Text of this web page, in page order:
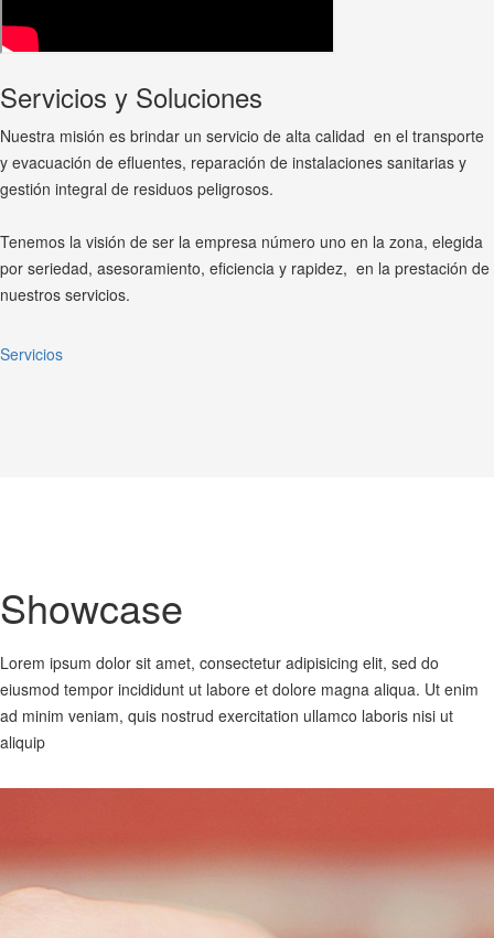
Servicios y Soluciones
Nuestra misión es brindar un servicio de alta calidad en el transporte
y evacuación de efluentes, reparación de instalaciones sanitarias y
gestión integral de residuos peligrosos.
Tenemos la visión de ser la empresa número uno en la zona, elegida
por seriedad, asesoramiento, eficiencia y rapidez, en la prestación de
nuestros servicios.
Servicios
Showcase
Lorem ipsum dolor sit amet, consectetur adipisicing elit, sed do
eiusmod tempor incididunt ut labore et dolore magna aliqua. Ut enim
ad minim veniam, quis nostrud exercitation ullamco laboris nisi ut
aliquip